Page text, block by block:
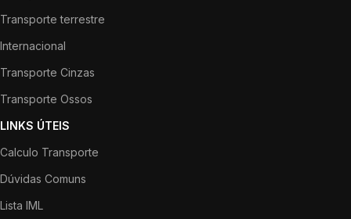
Transporte terrestre
Internacional
Transporte Cinzas
Transporte Ossos
LINKS ÚTEIS
Calculo Transporte
Dúvidas Comuns
Lista IML